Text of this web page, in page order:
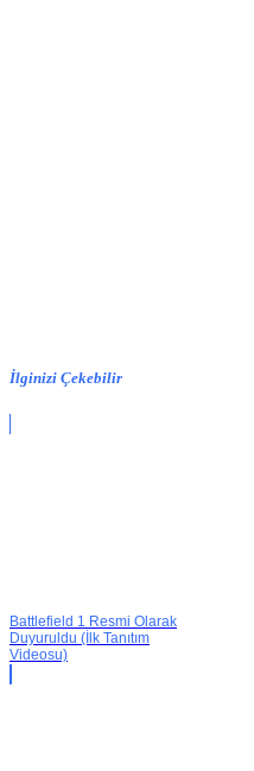
İlginizi Çekebilir
Battlefield 1 Resmi Olarak
Duyuruldu (İlk Tanıtım
Videosu)